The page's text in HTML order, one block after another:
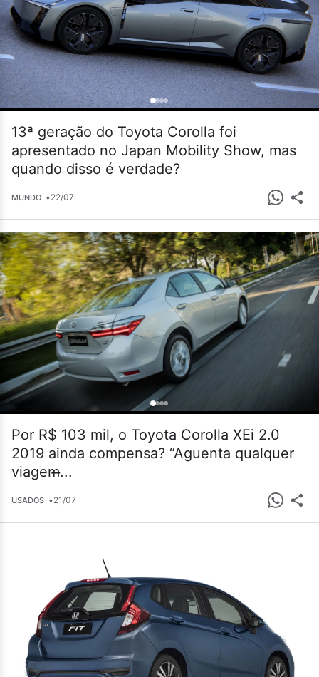
13ª geração do Toyota Corolla foi
apresentado no Japan Mobility Show, mas
quando disso é verdade?
MUNDO •22/07
Por R$ 103 mil, o Toyota Corolla XEi 2.0
2019 ainda compensa? “Aguenta qualquer
viagem̶...
USADOS •21/07